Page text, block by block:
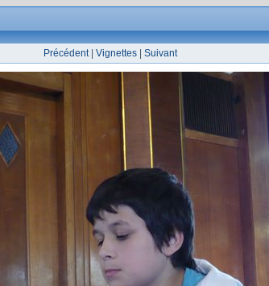
Précédent| Vignettes Suivant